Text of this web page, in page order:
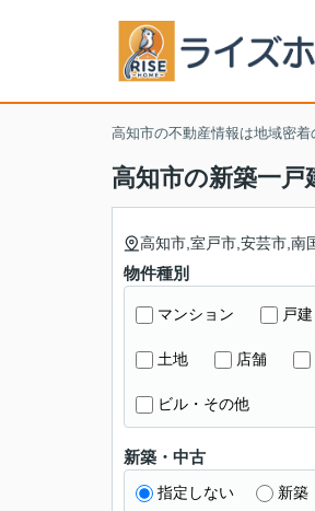
高知市の不動産情報は地域密
高知市の新築一戸
物件種別
マンション 戸建
土地 店舗
ビル・その他
新築・中古
指定しない 新築